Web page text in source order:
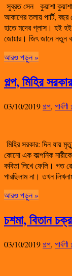
সুব্রত সেন কুয়াশা
আকাশের তলায় পার্টি,
হাতে মদের গ্লাস। হই হই
জোয়ার। জিৎ জানে নতুন
আরও পড়ুন »
গল্প, মিহির সরকার
03/10/2019গল্প, পার্বণী
মিহির সরকার: দিন যায়
কোনো এক কাল্পনিক
কবিতা লিখে ফেলি। গত
পারছিলাম না। তখন
আরও পড়ুন »
চশমা, বিতান
03/10/2019গল্প, পার্বণী